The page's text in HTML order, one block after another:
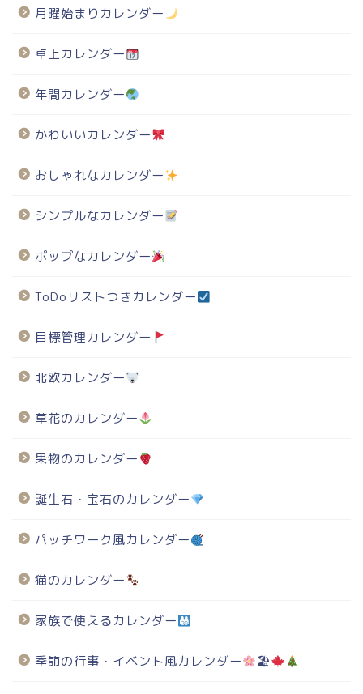
月曜始まりカレンダー
卓上カレンダー
年間カレンダー
かわいいカレンダー
おしゃれなカレンダー
シンプルなカレンダー
ポップなカレンダー
ToDoリストつきカレンダー
目標管理カレンダー
北欧カレンダー
草花のカレンダー
果物のカレンダー
誕生石・宝石のカレンダー
パッチワーク風カレンダー
猫のカレンダー
家族で使えるカレンダー
季節の行事・イベント風カレンダー 🏖